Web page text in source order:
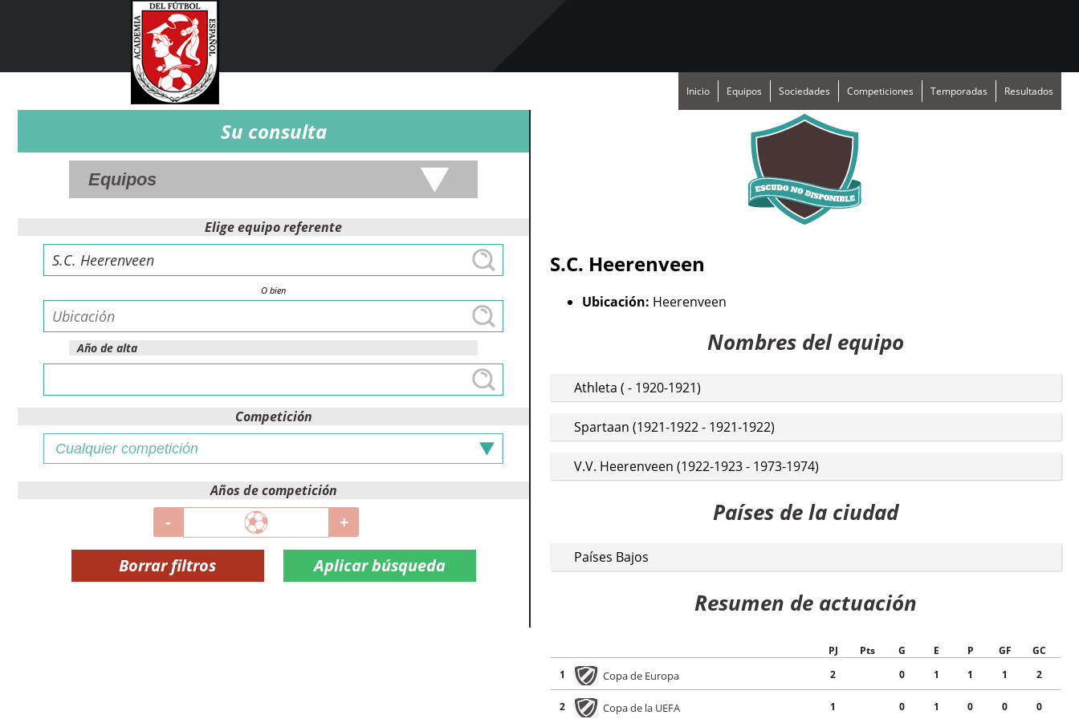
Inicio Equipos Sociedades Competiciones Temporadas Resultados
Su consulta
Elige equipo referente
O bien
Año de alta
Competición
Años de competición
-
+
Borrar filtros
S.C. Heerenveen
Ubicación: Heerenveen
Nombres del equipo
Athleta ( - 1920-1921)
Spartaan (1921-1922 - 1921-1922)
V.V. Heerenveen (1922-1923 - 1973-1974)
Países de la ciudad
Países Bajos
Resumen de actuación
PJ Pts G E P GF
GC
1
Copa de Europa 2 0 1 1 1 2
2 Copa de la UEFA 1 0 1 0 0 0